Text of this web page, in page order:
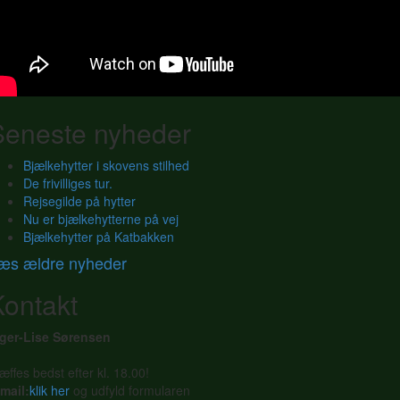
nyheder
Bjælkehytter i skovens stilhed
De frivilliges tur.
Rejsegilde på hytter
Nu er bjælkehytterne på vej
Bjælkehytter på Katbakken
ældre nyheder
Lise Sørensen
bedst efter kl. 18.00!
klik her og udfyld formularen